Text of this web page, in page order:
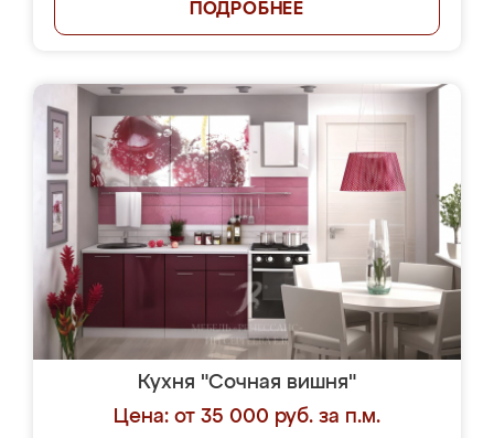
ПОДРОБНЕЕ
Кухня "Сочная вишня"
Цена: от 35 000 руб. за п.м.